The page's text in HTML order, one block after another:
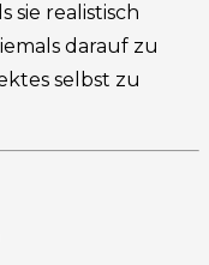
sie realistisch
darauf zu
selbst zu